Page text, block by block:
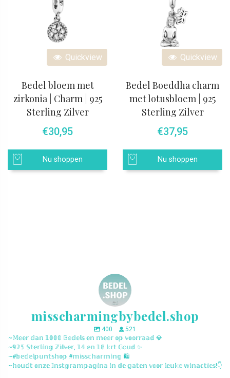
Quickview
Bedel bloem met
zirkonia | Charm | 925
Sterling Zilver
€30,95
Nu shoppen
Quickview
Bedel Boeddha charm
met lotusbloem | 925
Sterling Zilver
€37,95
Nu shoppen
misscharmingbybedel.shop
400
521
~𝕄𝕖𝕖𝕣 𝕕𝕒𝕟 𝟙𝟘𝟘𝟘 𝔹𝕖𝕕𝕖𝕝𝕤 𝕖𝕟 𝕞𝕖𝕖𝕣 𝕠𝕡 𝕧𝕠𝕠𝕣𝕣𝕒𝕒𝕕 💎
~𝟡𝟚𝟝 𝕊𝕥𝕖𝕣𝕝𝕚𝕟𝕘 ℤ𝕚𝕝𝕧𝕖𝕣, 𝟙𝟜 𝕖𝕟 𝟙𝟠 𝕜𝕣𝕥 𝔾𝕠𝕦𝕕 ✨
~#𝕓𝕖𝕕𝕖𝕝𝕡𝕦𝕟𝕥𝕤𝕙𝕠𝕡 #𝕞𝕚𝕤𝕤𝕔𝕙𝕒𝕣𝕞𝕚𝕟𝕘 🛍️
~𝕙𝕠𝕦𝕕𝕥 𝕠𝕟𝕫𝕖 𝕀𝕟𝕤𝕥𝕘𝕣𝕒𝕞𝕡𝕒𝕘𝕚𝕟𝕒 𝕚𝕟 𝕕𝕖 𝕘𝕒𝕥𝕖𝕟 𝕧𝕠𝕠𝕣 𝕝𝕖𝕦𝕜𝕖 𝕨𝕚𝕟𝕒𝕔𝕥𝕚𝕖𝕤!👇